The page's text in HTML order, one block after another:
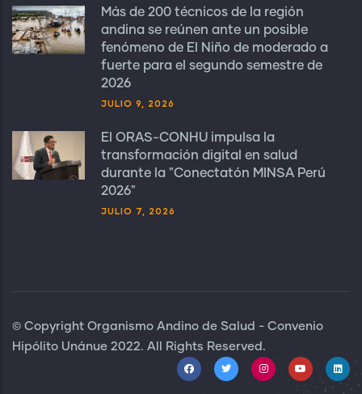
Más de 200 técnicos de la región
andina se reúnen ante un posible
fenómeno de El Niño de moderado a
fuerte para el segundo semestre de
2026
JULIO 9, 2026
El ORAS-CONHU impulsa la
transformación digital en salud
durante la "Conectatón MINSA Perú
2026"
JULIO 7, 2026
© Copyright Organismo Andino de Salud - Convenio
Hipólito Unánue 2022. All Rights Reserved.